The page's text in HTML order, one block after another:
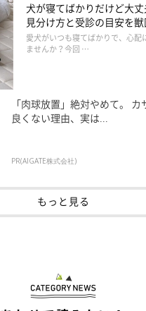
犬が寝てばかりだけど大
見分け方と受診の目安を
愛犬がいつも寝てばかりで、心配
ませんか？今回 …
「肉球放置」絶対やめて。
良くない理由、実は...
PR(AIGATE株式会社)
もっと見る